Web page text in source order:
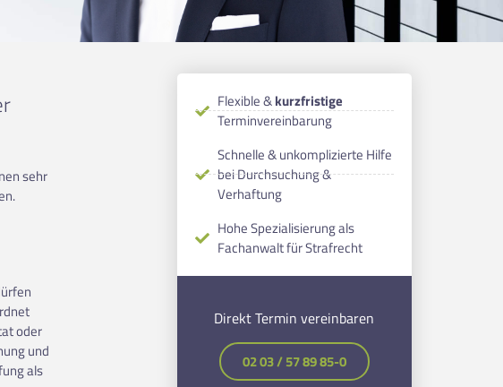
Flexible &kurzfristige
Terminvereinbarung
Schnelle & unkomplizierte Hilfe
bei Durchsuchung &
Verhaftung
Hohe Spezialisierung als
Fachanwalt für Strafrecht
Direkt Termin vereinbaren
02 03 / 57 89 85-0
sehr
oder
und
als